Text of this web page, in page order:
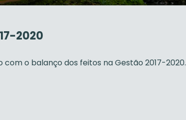
2020
o balanço dos feitos na Gestão 2017-2020.